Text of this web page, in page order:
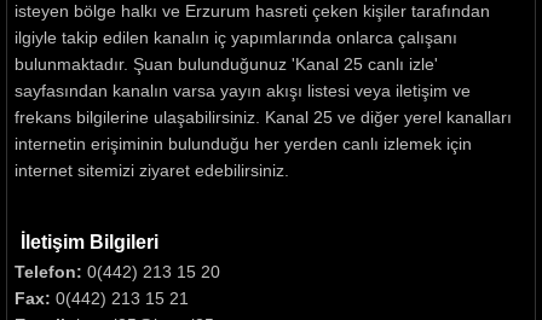
isteyen bölge halkı ve Erzurum hasreti çeken kişiler tarafından
ilgiyle takip edilen kanalın iç yapımlarında onlarca çalışanı
bulunmaktadır. Şuan bulunduğunuz 'Kanal 25 canlı izle'
sayfasından kanalın varsa yayın akışı listesi veya iletişim ve
frekans bilgilerine ulaşabilirsiniz. Kanal 25 ve diğer yerel kanalları
internetin erişiminin bulunduğu her yerden canlı izlemek için
internet sitemizi ziyaret edebilirsiniz.
İletişim Bilgileri
Telefon: 0(442) 213 15 20
Fax: 0(442) 213 15 21